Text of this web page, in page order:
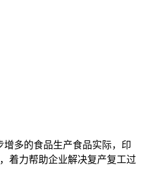
增多的食品生产食品实际，印
着力帮助企业解决复产复工过